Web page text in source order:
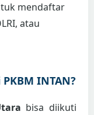
mendaftar
atau
INTAN?
bisa diikuti